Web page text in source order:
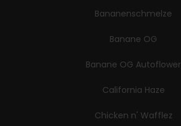
Bananenschmelze
Banane OG
Banane OG Autoflower
California Haze
Chicken n' Wafflez